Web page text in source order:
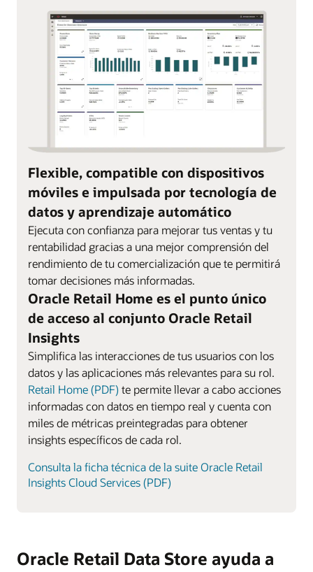
Flexible, compatible con dispositivos
móviles e impulsada por tecnología de
datos y aprendizaje automático
Ejecuta con confianza para mejorar tus ventas y tu
rentabilidad gracias a una mejor comprensión del
rendimiento de tu comercialización que te permitirá
tomar decisiones más informadas.
Oracle Retail Home es el punto único
de acceso al conjunto Oracle Retail
Insights
Simplifica las interacciones de tus usuarios con los
datos y las aplicaciones más relevantes para su rol.
Retail Home (PDF)te permite llevar a cabo acciones
informadas con datos en tiempo real y cuenta con
miles de métricas preintegradas para obtener
insights específicos de cada rol.
Consulta la ficha técnica de la suite Oracle Retail
Insights Cloud Services (PDF)
Oracle Retail Data Store ayuda a